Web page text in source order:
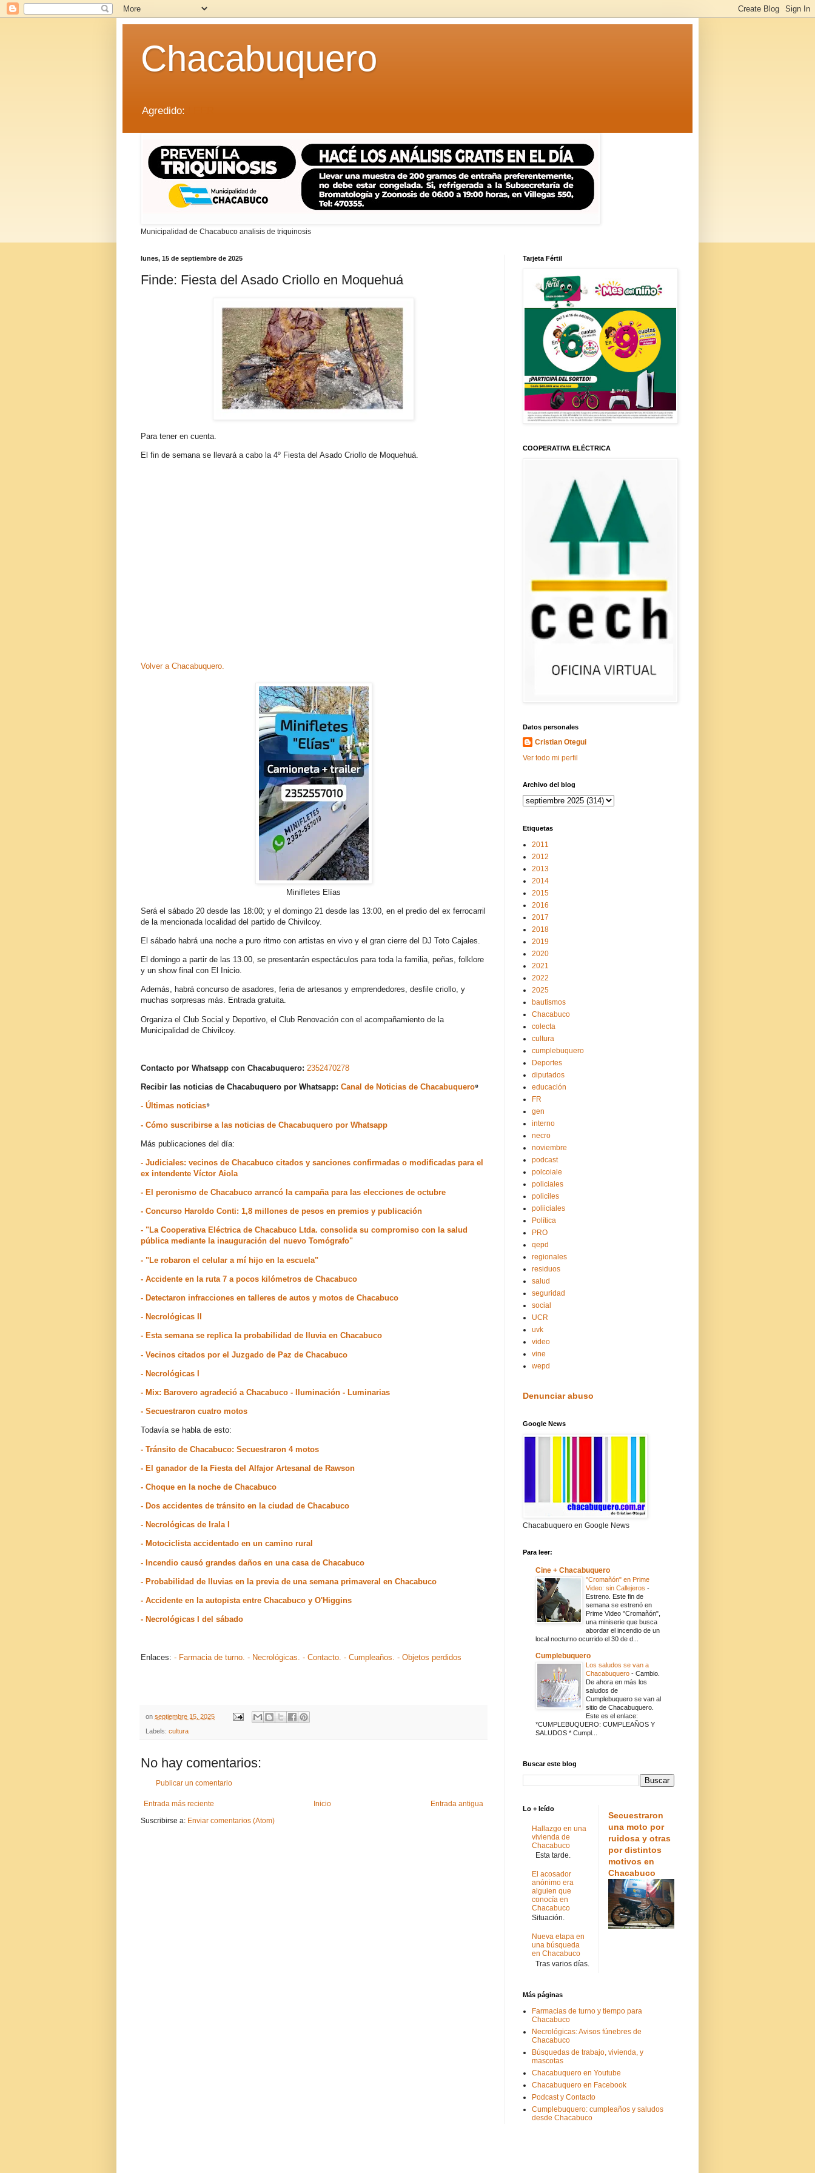
Chacabuquero
Agredido:
Municipalidad de Chacabuco analisis de triquinosis
lunes, 15 de septiembre de 2025
Finde: Fiesta del Asado Criollo en Moquehuá
Para tener en cuenta.
El fin de semana se llevará a cabo la 4º Fiesta del Asado Criollo de Moquehuá.
Volver a Chacabuquero.
Minifletes Elías
Será el sábado 20 desde las 18:00; y el domingo 21 desde las 13:00, en el predio del ex ferrocarril
de la mencionada localidad del partido de Chivilcoy.
El sábado habrá una noche a puro ritmo con artistas en vivo y el gran cierre del DJ Toto Cajales.
El domingo a partir de las 13.00, se presentarán espectáculos para toda la familia, peñas, folklore
y un show final con El Inicio.
Además, habrá concurso de asadores, feria de artesanos y emprendedores, desfile criollo, y
muchas sorpresas más. Entrada gratuita.
Organiza el Club Social y Deportivo, el Club Renovación con el acompañamiento de la
Municipalidad de Chivilcoy.
Contacto por Whatsapp con Chacabuquero: 2352470278
Recibir las noticias de Chacabuquero por Whatsapp: Canal de Noticias de Chacabuquero⁸
- Últimas noticias⁹
- Cómo suscribirse a las noticias de Chacabuquero por Whatsapp
Más publicaciones del día:
- Judiciales: vecinos de Chacabuco citados y sanciones confirmadas o modificadas para el
ex intendente Víctor Aiola
- El peronismo de Chacabuco arrancó la campaña para las elecciones de octubre
- Concurso Haroldo Conti: 1,8 millones de pesos en premios y publicación
- "La Cooperativa Eléctrica de Chacabuco Ltda. consolida su compromiso con la salud
pública mediante la inauguración del nuevo Tomógrafo"
- "Le robaron el celular a mí hijo en la escuela"
- Accidente en la ruta 7 a pocos kilómetros de Chacabuco
- Detectaron infracciones en talleres de autos y motos de Chacabuco
- Necrológicas II
- Esta semana se replica la probabilidad de lluvia en Chacabuco
- Vecinos citados por el Juzgado de Paz de Chacabuco
- Necrológicas I
- Mix: Barovero agradeció a Chacabuco - Iluminación - Luminarias
- Secuestraron cuatro motos
Todavía se habla de esto:
- Tránsito de Chacabuco: Secuestraron 4 motos
- El ganador de la Fiesta del Alfajor Artesanal de Rawson
- Choque en la noche de Chacabuco
- Dos accidentes de tránsito en la ciudad de Chacabuco
- Necrológicas de Irala I
- Motociclista accidentado en un camino rural
- Incendio causó grandes daños en una casa de Chacabuco
- Probabilidad de lluvias en la previa de una semana primaveral en Chacabuco
- Accidente en la autopista entre Chacabuco y O'Higgins
- Necrológicas I del sábado
Enlaces: - Farmacia de turno. - Necrológicas. - Contacto. - Cumpleaños. - Objetos perdidos
on septiembre 15, 2025
Labels: cultura
No hay comentarios:
Publicar un comentario
Entrada más reciente Entrada antigua
Inicio
Suscribirse a: Enviar comentarios (Atom)
Tarjeta Fértil
COOPERATIVA ELÉCTRICA
Datos personales
Cristian Otegui
Ver todo mi perfil
Archivo del blog
Etiquetas
2011
2012
2013
2014
2015
2016
2017
2018
2019
2020
2021
2022
2025
bautismos
Chacabuco
colecta
cultura
cumplebuquero
Deportes
diputados
educación
FR
gen
interno
necro
noviembre
podcast
polcoiale
policiales
policiles
poliiciales
Política
PRO
qepd
regionales
residuos
salud
seguridad
social
UCR
uvk
video
vine
wepd
Denunciar abuso
Google News
Chacabuquero en Google News
Para leer:
Cine + Chacabuquero
"Cromañón" en Prime
Video: sin Callejeros -
Estreno. Este fin de
semana se estrenó en
Prime Video "Cromañón",
una miniserie que busca
abordar el incendio de un
local nocturno ocurrido el 30 de d...
Cumplebuquero
Los saludos se van a
Chacabuquero - Cambio.
De ahora en más los
saludos de
Cumplebuquero se van al
sitio de Chacabuquero.
Este es el enlace:
*CUMPLEBUQUERO: CUMPLEAÑOS Y
SALUDOS * Cumpl...
Buscar este blog
Lo + leído
Hallazgo en una
vivienda de
Chacabuco
Esta tarde.
El acosador
anónimo era
alguien que
conocía en
Chacabuco
Situación.
Nueva etapa en
una búsqueda
en Chacabuco
Tras varios días.
Secuestraron
una moto por
ruidosa y otras
por distintos
motivos en
Chacabuco
Más páginas
Farmacias de turno y tiempo para
Chacabuco
Necrológicas: Avisos fúnebres de
Chacabuco
Búsquedas de trabajo, vivienda, y
mascotas
Chacabuquero en Youtube
Chacabuquero en Facebook
Podcast y Contacto
Cumplebuquero: cumpleaños y saludos
desde Chacabuco